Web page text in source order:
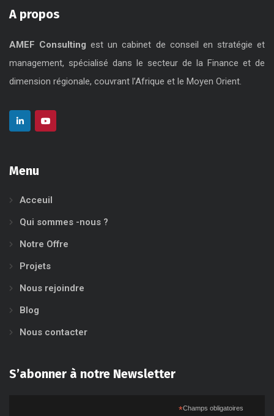
A propos
AMEF Consulting est un cabinet de conseil en stratégie et
management, spécialisé dans le secteur de la Finance et de
dimension régionale, couvrant l’Afrique et le Moyen Orient.
Menu
Acceuil
Qui sommes -nous ?
Notre Offre
Projets
Nous rejoindre
Blog
Nous contacter
S’abonner à notre Newsletter
*Champs obligatoires